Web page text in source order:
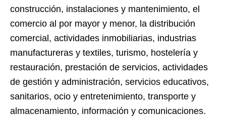
construcción, instalaciones y mantenimiento, el
comercio al por mayor y menor, la distribución
comercial, actividades inmobiliarias, industrias
manufactureras y textiles, turismo, hostelería y
restauración, prestación de servicios, actividades
de gestión y administración, servicios educativos,
sanitarios, ocio y entretenimiento, transporte y
almacenamiento, información y comunicaciones.